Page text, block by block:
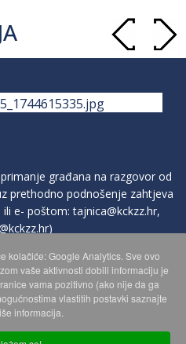
građana na razgovor od
prethodno podnošenje zahtjeva
ili e- poštom:tajnica@kckzz.hr,
)
OSOBNIH PODATAKA
WEBA
kolačiće: Google Analytics. Sve ovo
vaše aktivnosti dobili informaciju je
vama pozitivno (ako nije da ga
vlastitih postavki saznajte
informacija.